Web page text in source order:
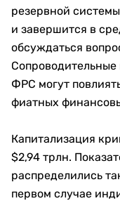
резервной
и завершится в
обсуждаться
ФРС могут
фиатных
Капитализация
$2,94 трлн.
распределились
первом случае